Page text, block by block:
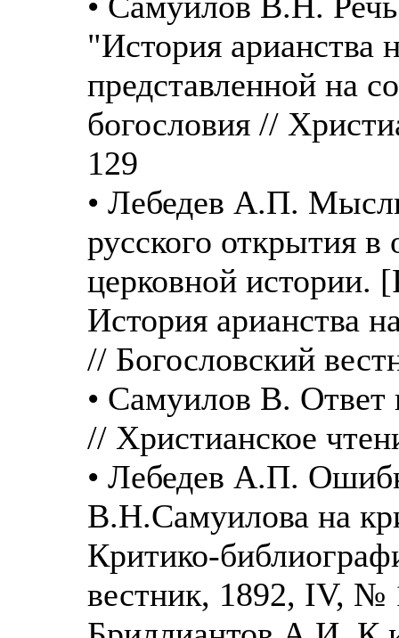
"История арианства
представленной на
богословия //
129
• Лебедев А.П.
русского открытия в
церковной
История арианства
// Богословский
• Самуилов В.
// Христианское
• Лебедев А.П.
В.Н.Самуилова на
Критико-
вестник, 1892, IV, №